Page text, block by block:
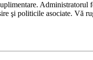
Administratorul
şi politicile asociate. Vă